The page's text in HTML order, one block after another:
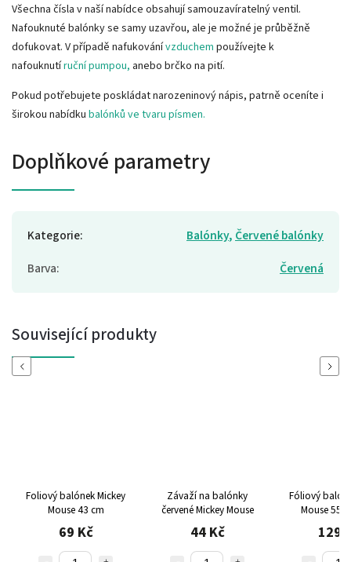
Všechna čísla v naší nabídce obsahují samouzavíratelný ventil.
Nafouknuté balónky se samy uzavřou, ale je možné je průběžně
dofukovat. V případě nafukovánívzduchem používejte k
nafouknutíruční pumpou, anebo brčko na pití.
Pokud potřebujete poskládat narozeninový nápis, patrně oceníte i
širokou nabídku balónků ve tvaru písmen.
Doplňkové parametry
Kategorie: Balónky, Červené balónky
Barva: Červená
Související produkty
Previous
Foliový balónek Mickey
Mouse 43 cm
69 Kč
Závaží na balónky
červené Mickey Mouse
44 Kč
Fóliový
Mouse 55
129
Next